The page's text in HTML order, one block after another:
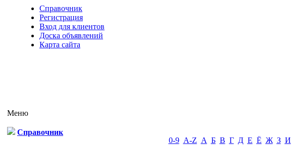
Справочник
Регистрация
Вход для клиентов
Доска объявлений
Карта сайта
Меню
Справочник
0-9 A-Z А Б В Г Д Е Ё Ж З И